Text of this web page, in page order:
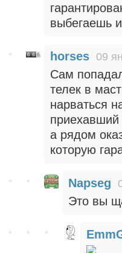
выбегаешь
horses 09
Сам
телек в
нарваться
приехавший
а рядом
которую
Napseg
Это вы